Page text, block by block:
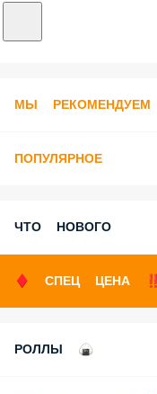
МЫ РЕКОМЕНДУЕМ
ПОПУЛЯРНОЕ
ЧТО НОВОГО
♦️ СПЕЦ ЦЕНА ‼️‼️‼️
РОЛЛЫ 🍙